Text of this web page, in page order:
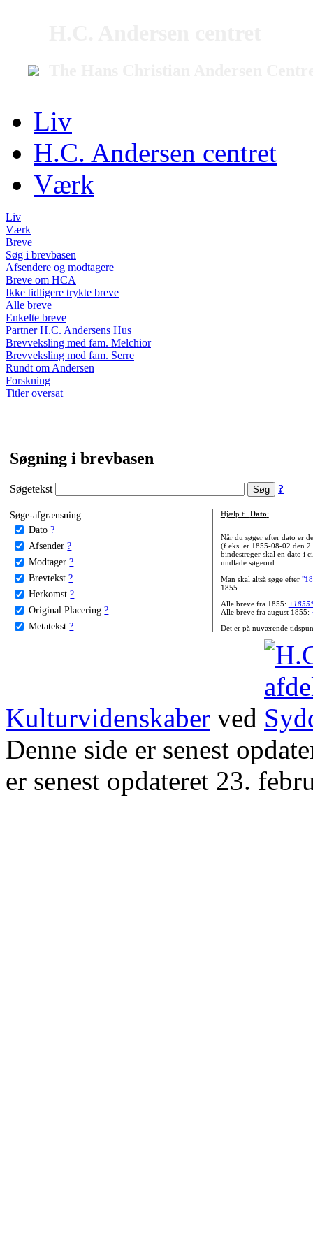
Liv
H.C. Andersen centret
Værk
Liv
Værk
Breve
Søg i brevbasen
Afsendere og modtagere
Breve om HCA
Ikke tidligere trykte breve
Alle breve
Enkelte breve
Partner H.C. Andersens Hus
Brevveksling med fam. Melchior
Brevveksling med fam. Serre
Rundt om Andersen
Forskning
Titler oversat
Søgning i brevbasen
Søgetekst ?
Søge-afgrænsning:
Dato ?
Afsender ?
Modtager ?
Brevtekst ?
Herkomst ?
Original Placering ?
Metatekst ?
Hjælp til Dato:
Når du søger efter dato er
(f.eks. er 1855-08-02 den
bindestreger skal en dato i
undlade søgeord.
Man skal altså søge efter
1855.
Alle breve fra 1855:
Alle breve fra august 1855:
Det er på nuværende
Kulturvidenskaber ved
Denne side er senest
er senest opdateret 23.